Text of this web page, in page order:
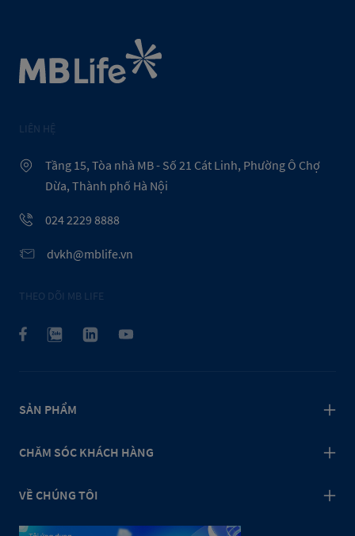
LIÊN HỆ
Tầng 15, Tòa nhà MB - Số 21 Cát Linh, Phường Ô Chợ
Dừa, Thành phố Hà Nội
024 2229 8888
dvkh@mblife.vn
THEO DÕI MB LIFE
SẢN PHẨM
CHĂM SÓC KHÁCH HÀNG
VỀ CHÚNG TÔI